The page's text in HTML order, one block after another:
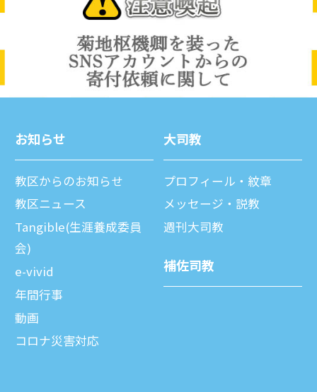
お知らせ
教区からのお知らせ
教区ニュース
Tangible(生涯養成委員
会)
e-vivid
年間⾏事
動画
コロナ災害対応
⼤司教
プロフィール・紋章
メッセージ・説教
週刊⼤司教
補佐司教